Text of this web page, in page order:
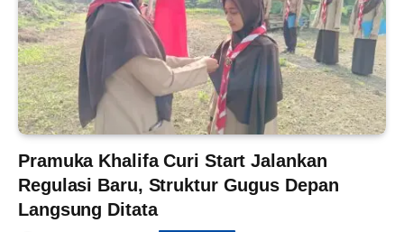
Pramuka Khalifa Curi Start Jalankan
Regulasi Baru, Struktur Gugus Depan
Langsung Ditata